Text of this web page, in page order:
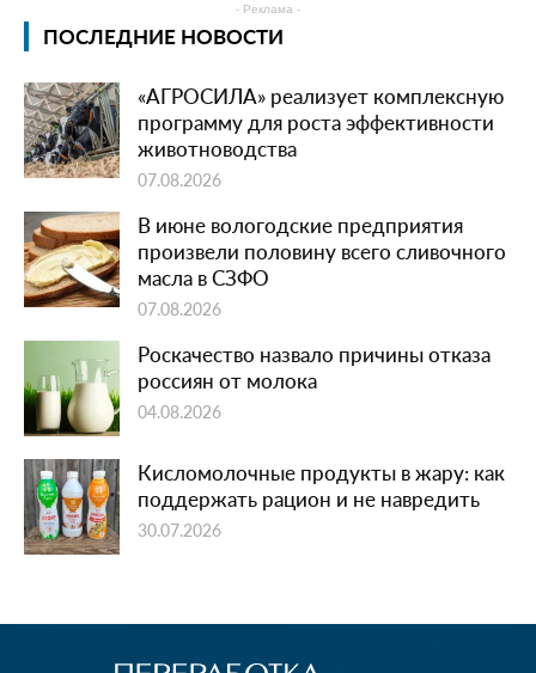
- Реклама -
ПОСЛЕДНИЕ НОВОСТИ
«АГРОСИЛА» реализует комплексную
программу для роста эффективности
животноводства
07.08.2026
В июне вологодские предприятия
произвели половину всего сливочного
масла в СЗФО
07.08.2026
Роскачество назвало причины отказа
россиян от молока
04.08.2026
Кисломолочные продукты в жару: как
поддержать рацион и не навредить
30.07.2026